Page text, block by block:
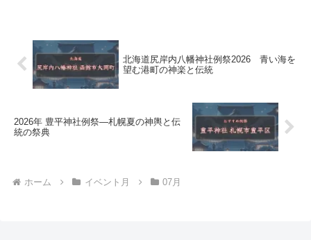
北海道尻岸内八幡神社例祭2026 青い海を
望む港町の神楽と伝統
2026年 豊平神社例祭―札幌夏の神輿と伝
統の祭典
ホーム イベント月 07月